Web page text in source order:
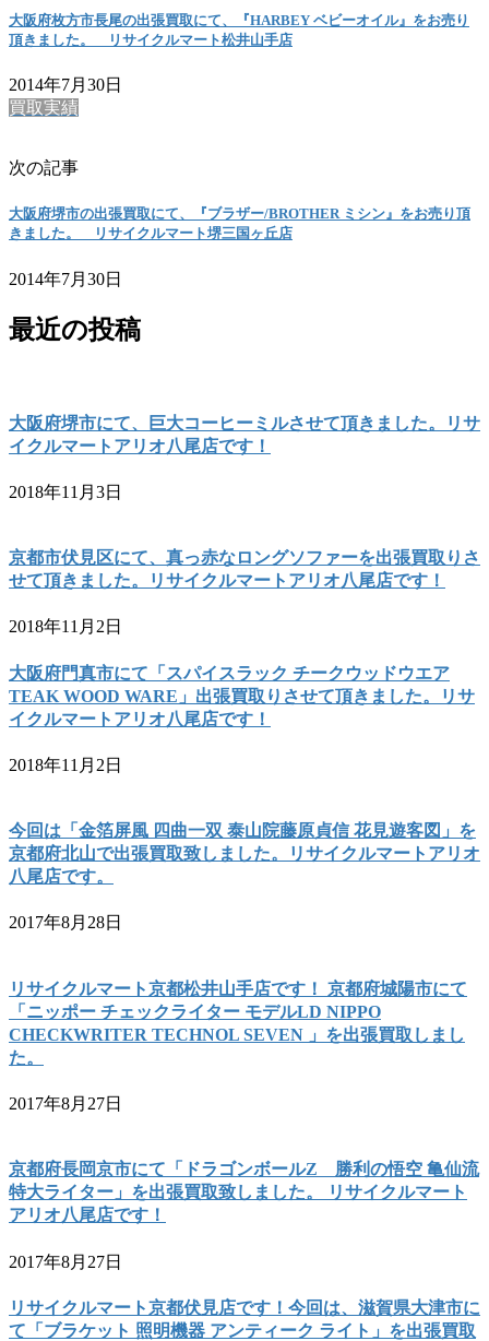
大阪府枚方市長尾の出張買取にて、『HARBEY ベビーオイル』をお売り
頂きました。 リサイクルマート松井山手店
2014年7月30日
買取実績
次の記事
大阪府堺市の出張買取にて、『ブラザー/BROTHER ミシン』をお売り頂
きました。 リサイクルマート堺三国ヶ丘店
2014年7月30日
最近の投稿
大阪府堺市にて、巨大コーヒーミルさせて頂きました。リサ
イクルマートアリオ八尾店です！
2018年11月3日
京都市伏見区にて、真っ赤なロングソファーを出張買取りさ
せて頂きました。リサイクルマートアリオ八尾店です！
2018年11月2日
大阪府門真市にて「スパイスラック チークウッドウエア
TEAK WOOD WARE」出張買取りさせて頂きました。リサ
イクルマートアリオ八尾店です！
2018年11月2日
今回は「金箔屏風 四曲一双 泰山院藤原貞信 花見遊客図」を
京都府北山で出張買取致しました。リサイクルマートアリオ
八尾店です。
2017年8月28日
リサイクルマート京都松井山手店です！ 京都府城陽市にて
「ニッポー チェックライター モデルLD NIPPO
CHECKWRITER TECHNOL SEVEN 」を出張買取しまし
た。
2017年8月27日
京都府長岡京市にて「ドラゴンボールZ 勝利の悟空 亀仙流
特大ライター」を出張買取致しました。 リサイクルマート
アリオ八尾店です！
2017年8月27日
リサイクルマート京都伏見店です！今回は、滋賀県大津市に
て「ブラケット 照明機器 アンティーク ライト」を出張買取